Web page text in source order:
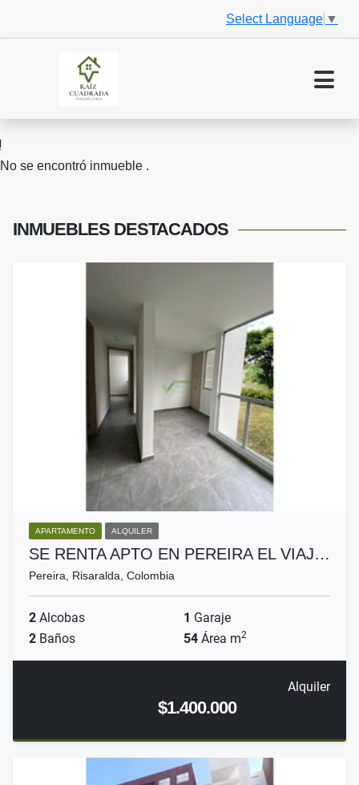
Select Language ▼
No se encontró inmueble .
INMUEBLES DESTACADOS
APARTAMENTO ALQUILER
SE RENTA APTO EN PEREIRA EL VIAJ…
Pereira, Risaralda, Colombia
2 Alcobas 1 Garaje
2 Baños 54 Área m2
Alquiler
$1.400.000